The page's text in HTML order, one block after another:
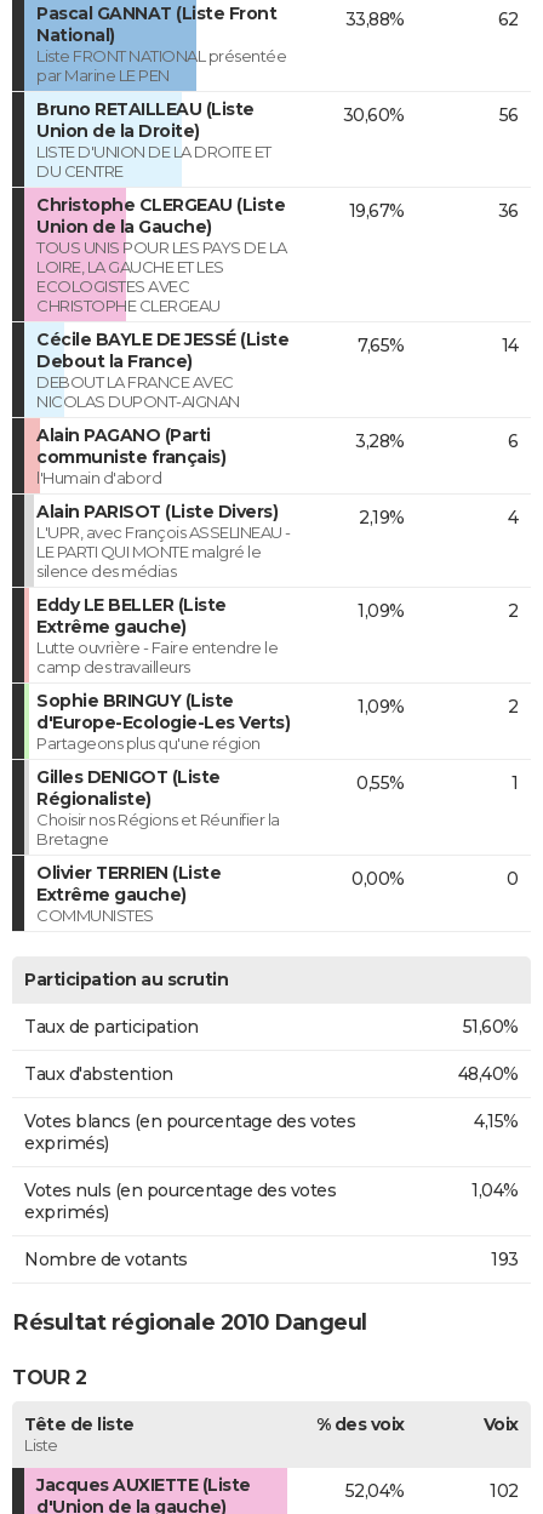
Pascal GANNAT (Liste Front
National)
Liste FRONT NATIONAL présentée
par Marine LE PEN
33,88% 62
Bruno RETAILLEAU (Liste
Union de la Droite)
LISTE D'UNION DE LA DROITE ET
DU CENTRE
30,60% 56
Christophe CLERGEAU (Liste
Union de la Gauche)
TOUS UNIS POUR LES PAYS DE LA
LOIRE, LA GAUCHE ET LES
ECOLOGISTES AVEC
CHRISTOPHE CLERGEAU
19,67% 36
Cécile BAYLE DE JESSÉ (Liste
Debout la France)
DEBOUT LA FRANCE AVEC
NICOLAS DUPONT-AIGNAN
7,65% 14
Alain PAGANO (Parti
communiste français)
l'Humain d'abord
3,28% 6
Alain PARISOT (Liste Divers)
L'UPR, avec François ASSELINEAU -
LE PARTI QUI MONTE malgré le
silence des médias
2,19% 4
Eddy LE BELLER (Liste
Extrême gauche)
Lutte ouvrière - Faire entendre le
camp des travailleurs
1,09% 2
Sophie BRINGUY (Liste
d'Europe-Ecologie-Les Verts)
Partageons plus qu'une région
1,09% 2
Gilles DENIGOT (Liste
Régionaliste)
Choisir nos Régions et Réunifier la
Bretagne
0,55% 1
Olivier TERRIEN (Liste
Extrême gauche)
COMMUNISTES
0,00% 0
Participation au scrutin
Taux de participation 51,60%
Taux d'abstention 48,40%
Votes blancs (en pourcentage des votes
exprimés)
4,15%
Votes nuls (en pourcentage des votes
exprimés)
1,04%
Nombre de votants 193
Résultat régionale 2010 Dangeul
TOUR 2
Tête de liste
Liste
% des voix Voix
Jacques AUXIETTE (Liste
d'Union de la gauche)
52,04% 102